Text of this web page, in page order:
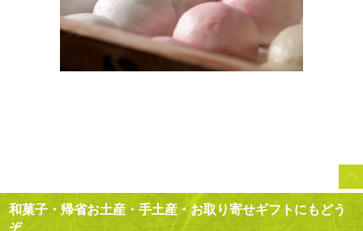
和菓子・帰省お土産・手土産・お取り寄せギフトにもどう
ぞ